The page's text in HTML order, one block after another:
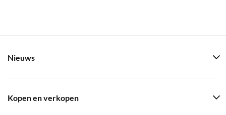
Nieuws
Kopen en verkopen